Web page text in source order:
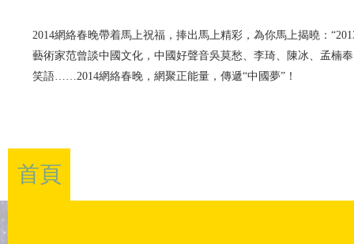
2014網絡春晚帶着馬上祝福，捧出馬上精彩，為你馬上揭曉：
藝術家范曾談中國文化，中國好聲音吳莫愁、李琦、陳冰、孟楠
笑語……2014網絡春晚，網聚正能量，傳遞“中國夢”！
首頁